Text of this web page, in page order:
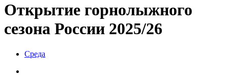
Открытие горнолыжного
сезона России 2025/26
Среда